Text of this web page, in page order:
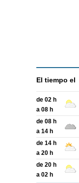
El tiempo el
de 02 h
a 08 h
de 08 h
a 14 h
de 14 h
a 20 h
de 20 h
a 02 h